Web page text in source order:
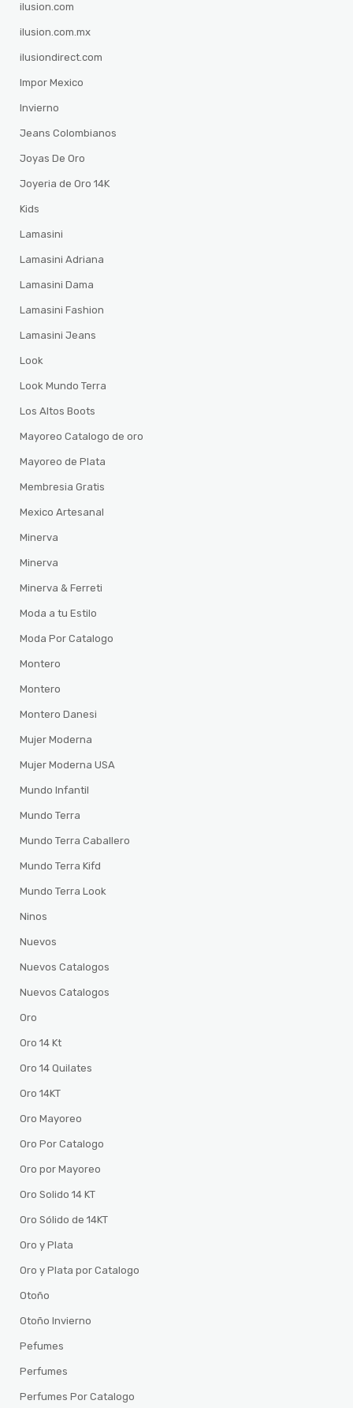
ilusion.com
ilusion.com.mx
ilusiondirect.com
Impor Mexico
Invierno
Jeans Colombianos
Joyas De Oro
Joyeria de Oro 14K
Kids
Lamasini
Lamasini Adriana
Lamasini Dama
Lamasini Fashion
Lamasini Jeans
Look
Look Mundo Terra
Los Altos Boots
Mayoreo Catalogo de oro
Mayoreo de Plata
Membresia Gratis
Mexico Artesanal
Minerva
Minerva
Minerva & Ferreti
Moda a tu Estilo
Moda Por Catalogo
Montero
Montero
Montero Danesi
Mujer Moderna
Mujer Moderna USA
Mundo Infantil
Mundo Terra
Mundo Terra Caballero
Mundo Terra Kifd
Mundo Terra Look
Ninos
Nuevos
Nuevos Catalogos
Nuevos Catalogos
Oro
Oro 14 Kt
Oro 14 Quilates
Oro 14KT
Oro Mayoreo
Oro Por Catalogo
Oro por Mayoreo
Oro Solido 14 KT
Oro Sólido de 14KT
Oro y Plata
Oro y Plata por Catalogo
Otoño
Otoño Invierno
Pefumes
Perfumes
Perfumes Por Catalogo